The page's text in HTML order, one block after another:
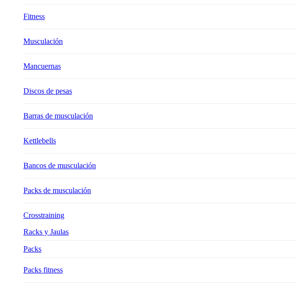
Fitness
Musculación
Mancuernas
Discos de pesas
Barras de musculación
Kettlebells
Bancos de musculación
Packs de musculación
Crosstraining
Racks y Jaulas
Packs
Packs fitness